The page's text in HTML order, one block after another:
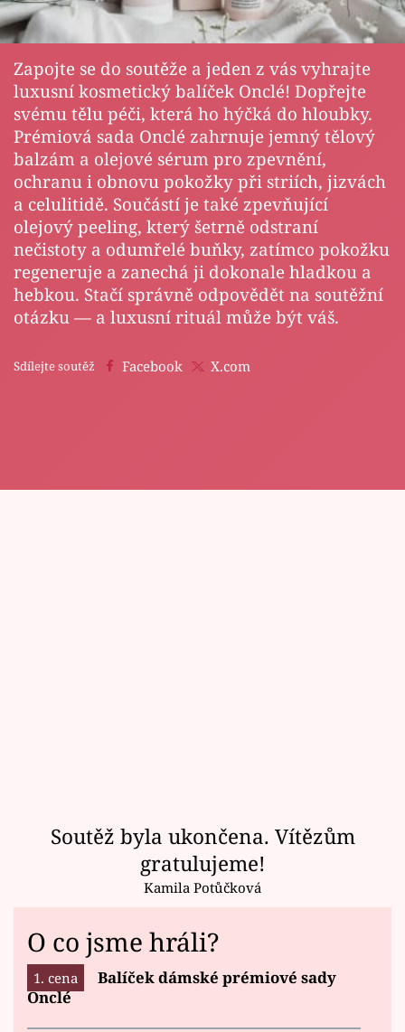
Sledujte prima+
Filmový festival Karlovy Vary
Pořady
Mámy sobě
Přihlášení
Sledujte nás
Zapojte se do soutěže a jeden z vás vyhrajte
luxusní kosmetický balíček Onclé! Dopřejte
svému tělu péči, která ho hýčká do hloubky.
Prémiová sada Onclé zahrnuje jemný tělový
balzám a olejové sérum pro zpevnění,
ochranu i obnovu pokožky při striích, jizvách
a celulitidě. Součástí je také zpevňující
olejový peeling, který šetrně odstraní
nečistoty a odumřelé buňky, zatímco pokožku
regeneruje a zanechá ji dokonale hladkou a
hebkou. Stačí správně odpovědět na soutěžní
otázku — a luxusní rituál může být váš.
Sdílejte soutěž Facebook X.com
Soutěž byla ukončena. Vítězům
gratulujeme!
Kamila Potůčková
O co jsme hráli?
Balíček dámské prémiové sady
Onclé